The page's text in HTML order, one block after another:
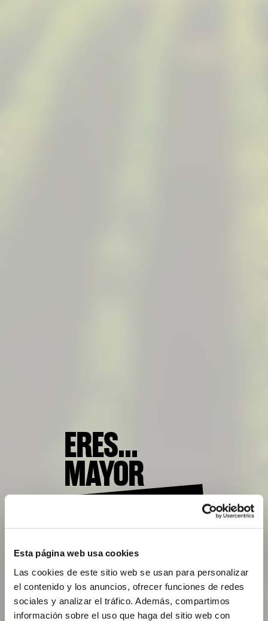
Esta página web usa cookies
Las cookies de este sitio web se usan para personalizar
el contenido y los anuncios, ofrecer funciones de redes
sociales y analizar el tráfico. Además, compartimos
información sobre el uso que haga del sitio web con
ERES...
MAYOR
SI NO
CONFIRMA QUE TIENES MÁS DE 18 AÑOS